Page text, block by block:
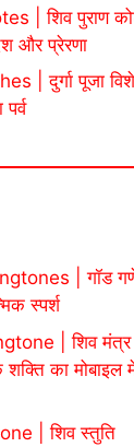
| शिव पुराण
और प्रेरणा
| दुर्गा पूजा
| गॉड
स्पर्श
| शिव मंत्र
शक्ति का मोबाइल
| शिव स्तुति